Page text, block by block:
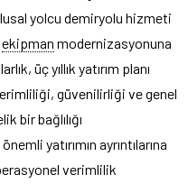
yolcu demiryolu hizmeti
ekipman modernizasyonuna
üç yıllık yatırım planı
güvenilirliği ve genel
bir bağlılığı
yatırımın ayrıntılarına
verimlilik